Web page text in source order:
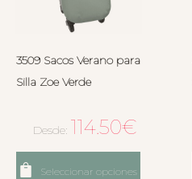
3509 Sacos Verano para
Silla Zoe Verde
Desde: 114.50€
Seleccionar opciones